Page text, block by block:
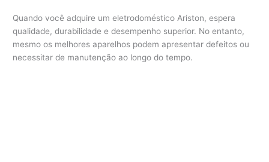
Quando você adquire um eletrodoméstico Ariston, espera
qualidade, durabilidade e desempenho superior. No entanto,
mesmo os melhores aparelhos podem apresentar defeitos ou
necessitar de manutenção ao longo do tempo.